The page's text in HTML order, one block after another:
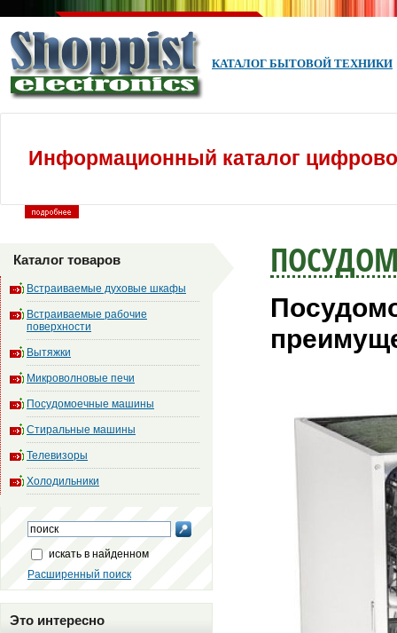
КАТАЛОГ БЫТОВОЙ ТЕХНИКИ
Информационный каталог
Каталог товаров
Встраиваемые духовые шкафы
Встраиваемые рабочие
поверхности
Вытяжки
Микроволновые печи
Посудомоечные машины
Стиральные машины
Телевизоры
Холодильники
искать в найденном
Расширенный поиск
Это интересно